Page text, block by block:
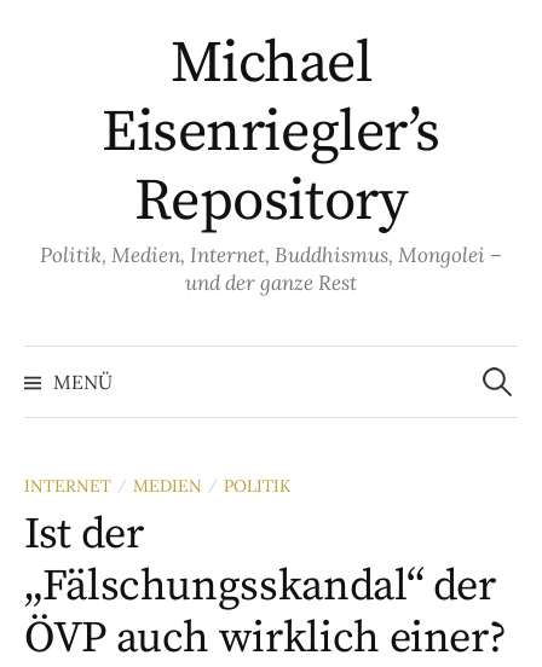
Michael
Eisenriegler’s
Repository
Politik, Medien, Internet, Buddhismus, Mongolei –
und der ganze Rest
MENÜ
Suchen
nach:
INTERNET / MEDIEN / POLITIK
Ist der
„Fälschungsskandal“ der
ÖVP auch wirklich einer?